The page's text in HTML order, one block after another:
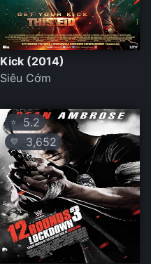
Kick (2014)
Siêu Cớm
⭐ 5.2
💛 3,652